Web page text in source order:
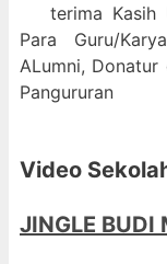
terima Kasih
Para Guru/
ALumni,
Pangururan
Video
JINGLE BUDI